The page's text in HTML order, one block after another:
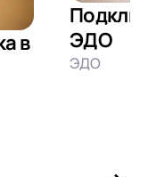
в
ЭДО
ЭДО